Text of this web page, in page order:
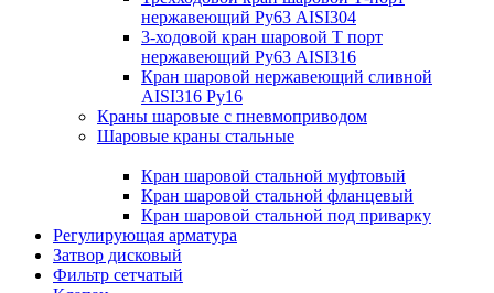
нержавеющий Ру63 AISI304
3-ходовой кран шаровой Т порт
нержавеющий Ру63 AISI316
Кран шаровой нержавеющий сливной
AISI316 Ру16
Краны шаровые с пневмоприводом
Шаровые краны стальные
Кран шаровой стальной муфтовый
Кран шаровой стальной фланцевый
Кран шаровой стальной под приварку
Регулирующая арматура
Затвор дисковый
Фильтр сетчатый